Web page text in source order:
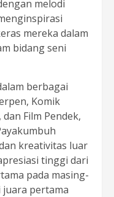
melodi
mereka dalam
bidang seni
berbagai
Komik
Film Pendek,
kreativitas luar
tinggi dari
pada masing-
pertama